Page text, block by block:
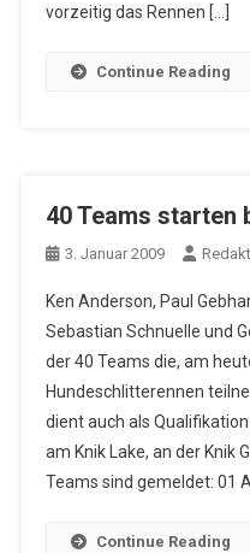
vorzeitig das Rennen […]
Continue Reading
40 Teams starten
3. Januar 2009
Ken Anderson, Paul
Sebastian Schnuelle und
der 40 Teams die, am
Hundeschlitterennen
dient auch als
am Knik Lake, an der Knik
Teams sind gemeldet: 01
Continue Reading